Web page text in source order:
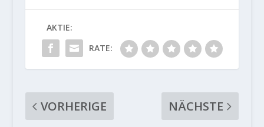
AKTIE:
RATE:
VORHERIGE
NÄCHSTE